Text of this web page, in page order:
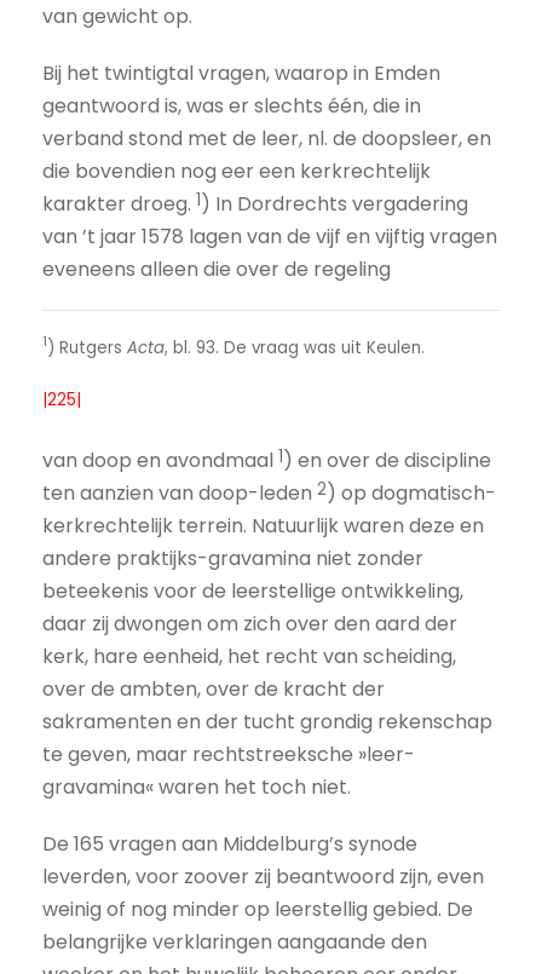
van gewicht op.
Bij het twintigtal vragen, waarop in Emden
geantwoord is, was er slechts één, die in
verband stond met de leer, nl. de doopsleer, en
die bovendien nog eer een kerkrechtelijk
karakter droeg. 1) In Dordrechts vergadering
van ’t jaar 1578 lagen van de vijf en vijftig vragen
eveneens alleen die over de regeling
1) Rutgers Acta, bl. 93. De vraag was uit Keulen.
|225|
van doop en avondmaal 1) en over de discipline
ten aanzien van doop-leden 2) op dogmatisch-
kerkrechtelijk terrein. Natuurlijk waren deze en
andere praktijks-gravamina niet zonder
beteekenis voor de leerstellige ontwikkeling,
daar zij dwongen om zich over den aard der
kerk, hare eenheid, het recht van scheiding,
over de ambten, over de kracht der
sakramenten en der tucht grondig rekenschap
te geven, maar rechtstreeksche »leer-
gravamina« waren het toch niet.
De 165 vragen aan Middelburg’s synode
leverden, voor zoover zij beantwoord zijn, even
weinig of nog minder op leerstellig gebied. De
belangrijke verklaringen aangaande den